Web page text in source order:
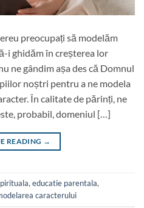
preocupați să modelăm
i ghidăm în creșterea lor
ne gândim așa des că Domnul
noștri pentru a ne modela
În calitate de părinți, ne
probabil, domeniul […]
READING →
, educatie parentala,
caracterului